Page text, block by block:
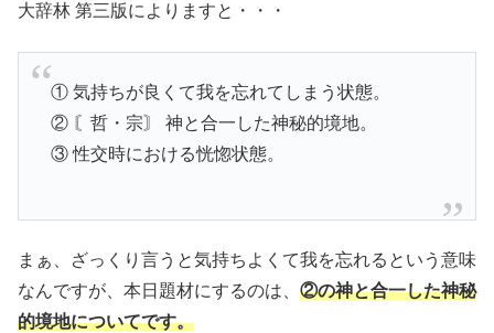
大辞林 第三版によりますと・・・
① 気持ちが良くて我を忘れてしまう状態。
② 〘哲・宗〙 神と合一した神秘的境地。
③ 性交時における恍惚状態。
まぁ、ざっくり言うと気持ちよくて我を忘れるという意味
なんですが、本日題材にするのは、 ②の神と合一した神秘
的境地についてです。